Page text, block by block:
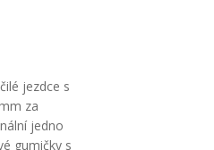
jezdce s
za
jedno
gumičky s